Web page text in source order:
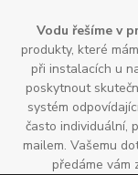
Vodu řešíme v
produkty, které
při instalacích u
poskytnout
systém
často individuální,
mailem. Vašemu
předáme vám